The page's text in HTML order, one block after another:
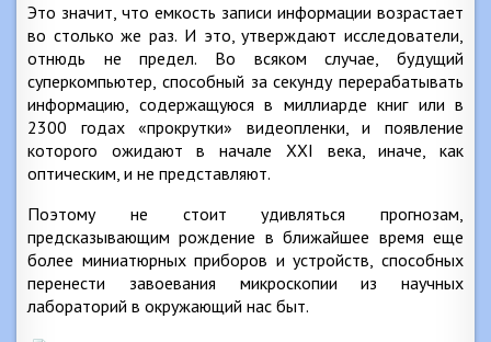
Это значит, что емкость записи информации возрастает
во столько же раз. И это, утверждают исследователи,
отнюдь не предел. Во всяком случае, будущий
суперкомпьютер, способный за секунду перерабатывать
информацию, содержащуюся в миллиарде книг или в
2300 годах «прокрутки» видеопленки, и появление
которого ожидают в начале XXI века, иначе, как
оптическим, и не представляют.
Поэтому не стоит удивляться прогнозам,
предсказывающим рождение в ближайшее время еще
более миниатюрных приборов и устройств, способных
перенести завоевания микроскопии из научных
лабораторий в окружающий нас быт.